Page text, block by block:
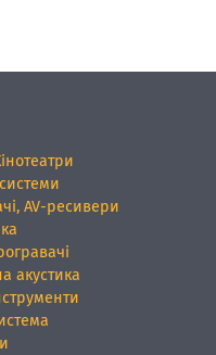
AV-ресивери
акустика